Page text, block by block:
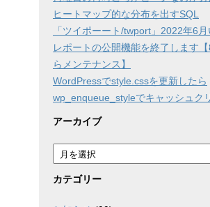
ヒートマップ的な分布を出すSQL
「ツイポーート/twport」2022年6
レポートの公開機能を終了します
らメンテナンス】
WordPressでstyle.cssを更新したら
wp_enqueue_styleでキャッシュク
アーカイブ
ア
ー
カ
カテゴリー